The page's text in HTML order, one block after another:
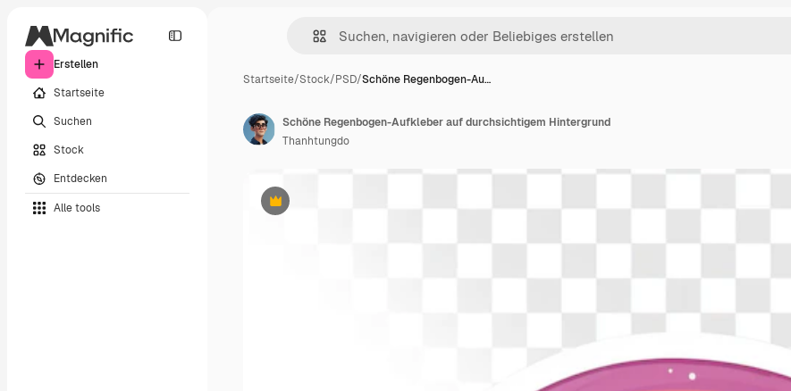
Erstellen
Startseite
Suchen
Stock
Entdecken
Alle tools
Startseite/Stock/PSD/Schöne Regenbogen-Au…
Premium
Schöne Regenbogen-Aufkleber auf durchsichtigem Hintergrund
Thanhtungdo